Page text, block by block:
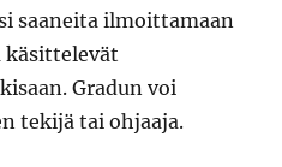
saaneita ilmoittamaan
Gradun voi
tekijä tai ohjaaja.